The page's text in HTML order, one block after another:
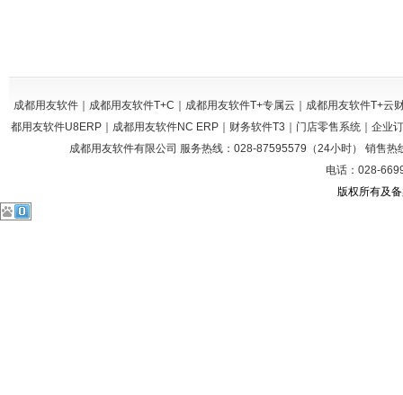
成都用友软件｜成都用友软件T+C｜成都用友软件T+专属云｜成都用友软件T+
都用友软件U8ERP｜成都用友软件NC ERP｜财务软件T3｜门店零售系统｜企
成都用友软件有限公司 服务热线：028-87595579（24小时） 销售
电话：028-
版权所有及